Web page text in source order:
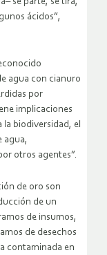
ácidos”,
agua con cianuro
por
implicaciones
la biodiversidad, el
agua,
otros agentes”.
de oro son
de un
de insumos,
de desechos
contaminada en